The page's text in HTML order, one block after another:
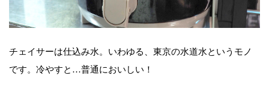
チェイサーは仕込み水。いわゆる、東京の水道水というモノ
です。冷やすと…普通においしい！